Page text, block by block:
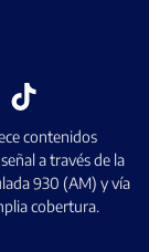
contenidos
a través de la
930 (AM) y vía
cobertura.